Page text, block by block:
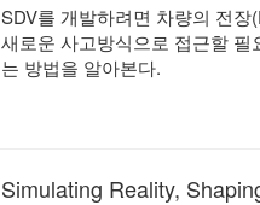
SDV를 개발하려면 차량의 전
새로운 사고방식으로 접근할
는 방법을 알아본다.
Simulating Reality,